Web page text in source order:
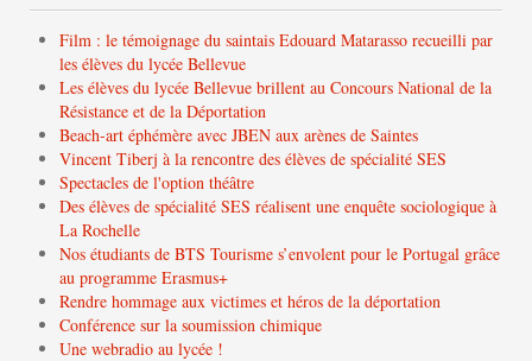
Film : le témoignage du saintais Edouard Matarasso recueilli par
les élèves du lycée Bellevue
Les élèves du lycée Bellevue brillent au Concours National de la
Résistance et de la Déportation
Beach-art éphémère avec JBEN aux arènes de Saintes
Vincent Tiberj à la rencontre des élèves de spécialité SES
Spectacles de l'option théâtre
Des élèves de spécialité SES réalisent une enquête sociologique à
La Rochelle
Nos étudiants de BTS Tourisme s’envolent pour le Portugal grâce
au programme Erasmus+
Rendre hommage aux victimes et héros de la déportation
Conférence sur la soumission chimique
Une webradio au lycée !